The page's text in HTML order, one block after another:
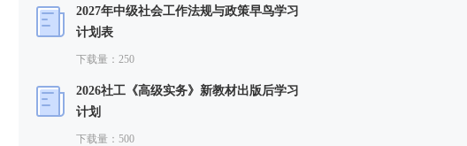
2027年中级社会工作法规与政策早鸟学习
计划表
下载量：250
2026社工《高级实务》新教材出版后学习
计划
下载量：500